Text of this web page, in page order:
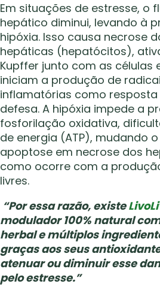
Em situações de estresse, o
hepático diminui, levando à
hipóxia. Isso causa necrose
hepáticas (hepatócitos),
Kupffer junto com as células
iniciam a produção de
inflamatórias como
defesa. A hipóxia impede a
fosforilação oxidativa,
de energia (ATP), mudando
apoptose em necrose dos
como ocorre com a
livres.
“Por essa razão, existe
modulador 100% natural
herbal e múltiplos
graças aos seus
atenuar ou diminuir esse
pelo estresse.”